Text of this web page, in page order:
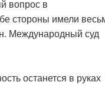
вопрос в
стороны имели
Международный суд
останется в руках